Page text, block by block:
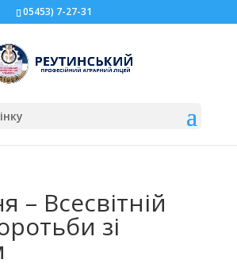
05453) 7-27-31
– Всесвітній
зі